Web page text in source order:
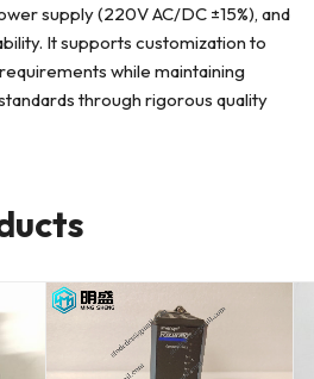
supply (220V AC/DC ±15%), and
It supports customization to
while maintaining
through rigorous quality